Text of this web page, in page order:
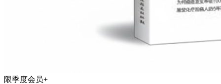
限季度会员+